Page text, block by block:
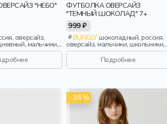
"НЕБО"
мальчики,
дети
ФУТБОЛКА ОВЕРСАЙЗ
"ТЕМНЫЙ ШОКОЛАД" 7+
999 ₽
BUNGLYшоколадный, россия,
оверсайз, мальчики, школьники,
подростки, дети
Подробнее
- 38 %